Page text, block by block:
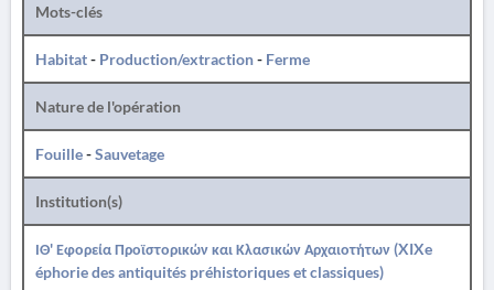
Mots-clés
Habitat- Production/extraction- Ferme
Nature de l'opération
Fouille-Sauvetage
Institution(s)
ΙΘ' Εφορεία Προϊστορικών και Κλασικών Αρχαιοτήτων (XIXe
éphorie des antiquités préhistoriques et classiques)